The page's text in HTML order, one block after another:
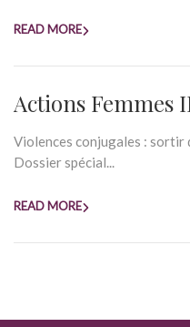
READ MORE
Actions Femmes
Violences conjugales : sortir
Dossier spécial...
READ MORE